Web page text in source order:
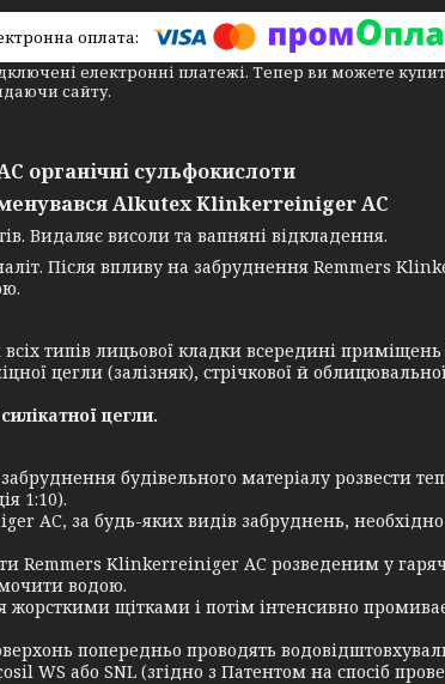
електронні платежі. Тепер ви можете
сайту.
органічні сульфокислоти
Alkutex Klinkerreiniger AC
Видаляє висоли та вапняні відкладення.
Після впливу на забруднення Remmers
всіх типів лицьової кладки всередині приміщень
цегли (залізняк), стрічкової й
цегли.
будівельного матеріалу розвести
1:10).
AC, за будь-яких видів забруднень,
Remmers Klinkerreiniger AC розведеним у
водою.
жорсткими щітками і потім інтенсивно
попередньо проводять
WS або SNL (згідно з Патентом на спосіб